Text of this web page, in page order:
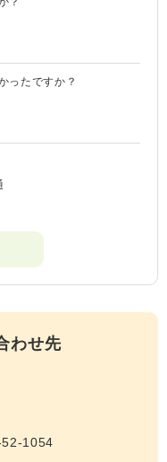
ったですか？
わせ先
1054